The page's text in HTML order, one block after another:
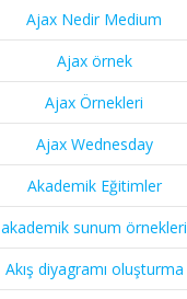
Ajax Nedir Medium
Ajax örnek
Ajax Örnekleri
Ajax Wednesday
Akademik Eğitimler
akademik sunum örnekleri
Akış diyagramı oluşturma